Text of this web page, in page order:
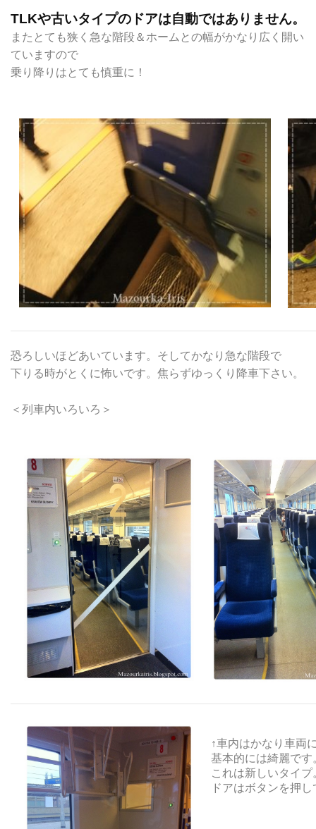
TLKや古いタイプのドアは自動ではありません。
またとても狭く急な階段＆ホームとの幅がかなり広く開い
ていますので
乗り降りはとても慎重に！
恐ろしいほどあいています。そしてかなり急な階段で
下りる時がとくに怖いです。焦らずゆっくり降車下さい。
＜列車内いろいろ＞
↑車内はかなり車両
基本的には綺麗です
これは新しいタイプ
ドアはボタンを押